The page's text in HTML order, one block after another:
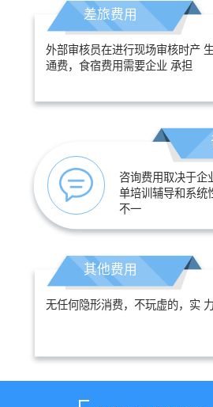
差旅费用
外部审核员在进行现场审核时产
通费，食宿费用需要企业 承担
咨询费用取决于企
单培训辅导和系统
不一
其他费用
无任何隐形消费，不玩虚的，实